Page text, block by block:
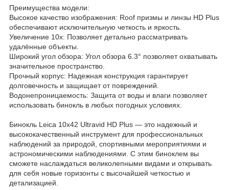
Преимущества модели:
Высокое качество изображения: Roof призмы и линзы HD Plus
обеспечивают исключительную четкость и яркость.
Увеличение 10x: Позволяет детально рассматривать
удалённые объекты.
Широкий угол обзора: Угол обзора 6.3° позволяет охватывать
значительное пространство.
Прочный корпус: Надежная конструкция гарантирует
долговечность и защищает от повреждений.
Водонепроницаемость: Защита от воды и влаги позволяет
использовать бинокль в любых погодных условиях.
Бинокль Leica 10x42 Ultravid HD Plus — это надежный и
высококачественный инструмент для профессиональных
наблюдений за природой, спортивными мероприятиями и
астрономическими наблюдениями. С этим биноклем вы
сможете наслаждаться великолепными видами и открывать
для себя новые горизонты с высочайшей четкостью и
детализацией.